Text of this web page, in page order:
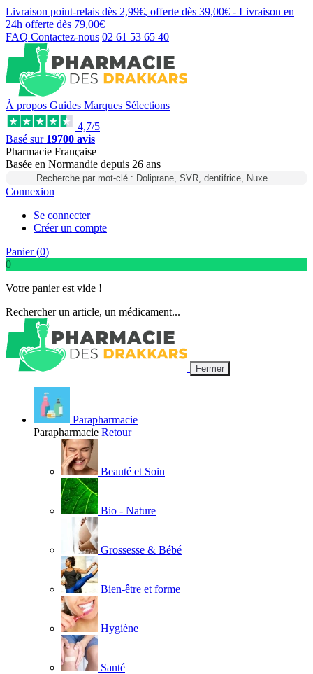
Livraison point-relais dès 2,99€, offerte dès 39,00€ - Livraison en
24h offerte dès 79,00€
FAQ Contactez-nous 02 61 53 65 40
À propos Guides Marques Sélections
4,7/5
Basé sur 19700 avis
Pharmacie Française
Basée en Normandie depuis 26 ans
Recherche par mot-clé : Doliprane, SVR, dentifrice, Nuxe…
Connexion
Se connecter
Créer un compte
Panier (0)
0
Votre panier est vide !
Rechercher un article, un médicament...
Fermer
Parapharmacie
Parapharmacie Retour
Beauté et Soin
Bio - Nature
Grossesse & Bébé
Bien-être et forme
Hygiène
Santé